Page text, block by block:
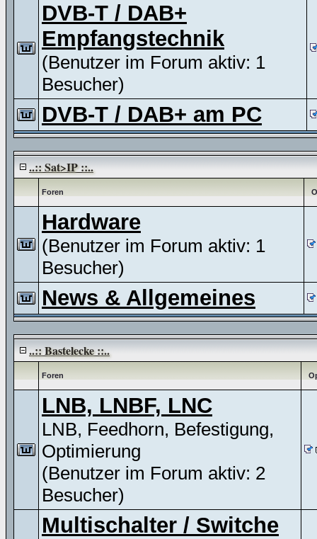
DVB-T / DAB+
Empfangstechnik
(Benutzer im Forum aktiv: 1
Besucher)
DVB-T / DAB+ am PC
..:: Sat>IP ::..
Foren
Hardware
(Benutzer im Forum aktiv: 1
Besucher)
News & Allgemeines
..:: Bastelecke ::..
Foren
LNB, LNBF, LNC
LNB, Feedhorn, Befestigung,
Optimierung
(Benutzer im Forum aktiv: 2
Besucher)
Multischalter / Switche